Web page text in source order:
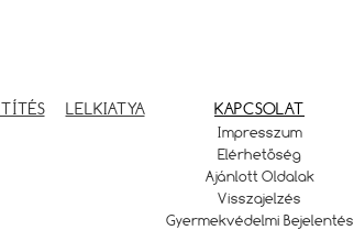
LELKIATYA KAPCSOLAT
Impresszum
Elérhetőség
Ajánlott Oldalak
Visszajelzés
Gyermekvédelmi Bejelentés